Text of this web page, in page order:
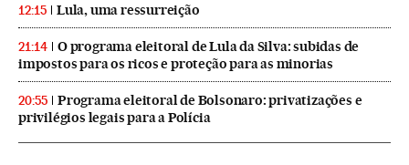
12:15 Lula, uma ressurreição
21:14
O programa eleitoral de Lula da Silva: subidas de
impostos para os ricos e proteção para as minorias
20:55
Programa eleitoral de Bolsonaro: privatizações e
privilégios legais para a Polícia